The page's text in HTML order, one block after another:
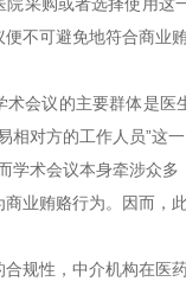
院采购或者选择使用这
不可避免地符合商业
术会议的主要群体是
易相对方的工作人员”
学术会议本身牵涉众
业贿赂行为。因而，
规性，中介机构在医